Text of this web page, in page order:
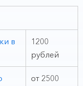
в
1200
рублей
от 2500